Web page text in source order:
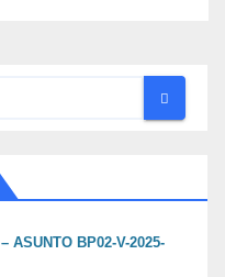
ASUNTO BP02-V-2025-